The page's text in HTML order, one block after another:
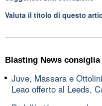
Valuta il titolo di questo
Blasting News consiglia
Juve, Massara e
Leao offerto al Leeds,